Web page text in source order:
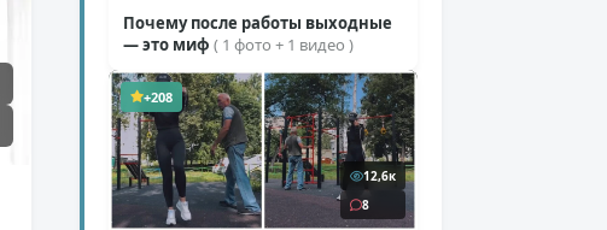
Почему после работы выходные
— это миф ( 1 фото + 1 видео )
+208
12,6к
8